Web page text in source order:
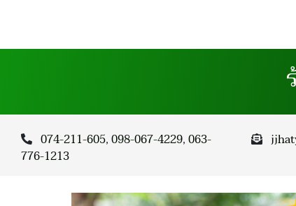
074-211-605,098-067-4229,063-
776-1213